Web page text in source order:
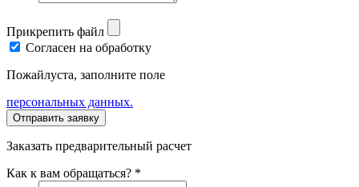
Прикрепить файл
Согласен на обработку
Пожайлуста, заполните поле
персональных данных.
Заказать предварительный расчет
Как к вам обращаться? *